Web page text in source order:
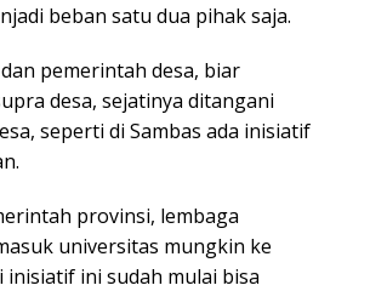
beban satu dua pihak saja.
pemerintah desa, biar
desa, sejatinya ditangani
seperti di Sambas ada inisiatif
provinsi, lembaga
universitas mungkin ke
ini sudah mulai bisa